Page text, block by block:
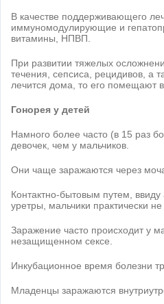
В качестве поддерживающего
иммуномодулирующие и
витамины, НПВП.
При развитии тяжелых
течения, сепсиса, рецидивов, а
лечится дома, то его помещают
Гонорея у детей
Намного более часто (в 15 раз
девочек, чем у мальчиков.
Они чаще заражаются через
Контактно-бытовым путем,
уретры, мальчики практически
Заражение часто происходит у
незащищенном сексе.
Инкубационное время болезни
Младенцы заражаются